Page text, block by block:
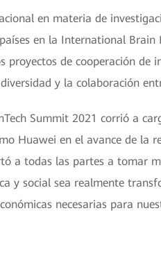
en materia de
en la International
de cooperación de
y la colaboración
Summit 2021 corrió a
Huawei en el avance de la
a todas las partes a tomar
y social sea realmente
necesarias para